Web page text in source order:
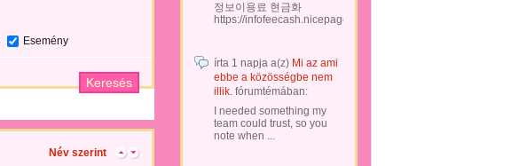
Esemény
Név szerint
정보이용료 현금화
https://infofeecash.nicepage...
írta 1 napja a(z) Mi az ami
ebbe a közösségbe nem
illik. fórumtémában:
I needed something my
team could trust, so you
note when ...